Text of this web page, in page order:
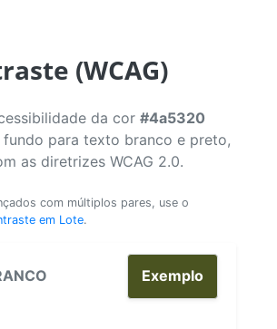
(WCAG)
da cor #4a5320
para texto branco e preto,
as diretrizes WCAG 2.0.
com múltiplos pares, use o
em Lote.
Exemplo